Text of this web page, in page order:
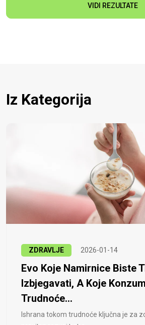
VIDI REZULTATE
Iz Kategorija
ZDRAVLJE 2026-01-14
Evo Koje Namirnice Biste
Izbjegavati, A Koje
Trudnoće...
Ishrana tokom trudnoće ključna je za